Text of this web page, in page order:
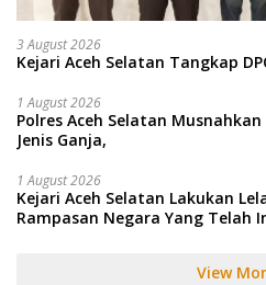
3 August 2026
Kejari Aceh Selatan Tangkap
1 August 2026
Polres Aceh Selatan
Jenis Ganja,
1 August 2026
Kejari Aceh Selatan Lakukan
Rampasan Negara Yang Telah
View